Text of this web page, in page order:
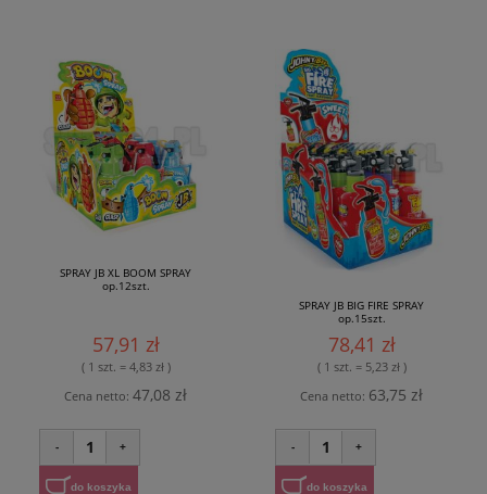
SPRAY JB XL BOOM SPRAY
op.12szt.
57,91 zł
( 1 szt. = 4,83 zł )
Cena netto: 47,08 zł
- 1 +
do koszyka
SPRAY JB BIG FIRE SPRAY
op.15szt.
78,41 zł
( 1 szt. = 5,23 zł )
Cena netto: 63,75 zł
- 1 +
do koszyka